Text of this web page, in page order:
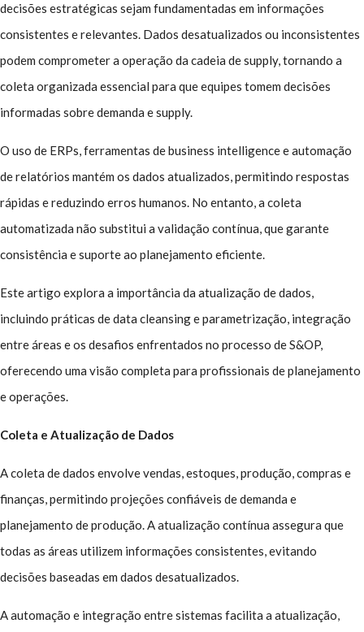
decisões estratégicas sejam fundamentadas em informações
consistentes e relevantes. Dados desatualizados ou inconsistentes
podem comprometer a operação da cadeia de supply, tornando a
coleta organizada essencial para que equipes tomem decisões
informadas sobre demanda e supply.
O uso de ERPs, ferramentas de business intelligence e automação
de relatórios mantém os dados atualizados, permitindo respostas
rápidas e reduzindo erros humanos. No entanto, a coleta
automatizada não substitui a validação contínua, que garante
consistência e suporte ao planejamento eficiente.
Este artigo explora a importância da atualização de dados,
incluindo práticas de data cleansing e parametrização, integração
entre áreas e os desafios enfrentados no processo de S&OP,
oferecendo uma visão completa para profissionais de planejamento
e operações.
Coleta e Atualização de Dados
A coleta de dados envolve vendas, estoques, produção, compras e
finanças, permitindo projeções confiáveis de demanda e
planejamento de produção. A atualização contínua assegura que
todas as áreas utilizem informações consistentes, evitando
decisões baseadas em dados desatualizados.
A automação e integração entre sistemas facilita a atualização,